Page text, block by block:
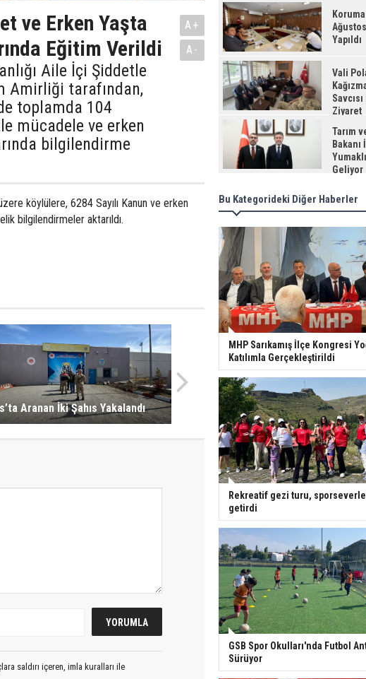
ve Erken Yaşta
Eğitim Verildi
Aile İçi Şiddetle
Amirliği tarafından,
toplamda 104
mücadele ve erken
bilgilendirme
A+
A-
köylülere, 6284 Sayılı Kanun ve erken
bilgilendirmeler aktarıldı.
Aranan İki Şahıs Yakalandı
saldırı içeren, imla kuralları ile
Projesi"
Ağustos
Yapıldı
Vali
Ziyaret
Tarım
Bakanı
Geliyor
Bu Kategorideki Diğer Haberler
MHP Sarıkamış İlçe Kongresi
Katılımla Gerçekleştirildi
Rekreatif gezi turu,
getirdi
GSB Spor Okulları'nda Futbol
Sürüyor